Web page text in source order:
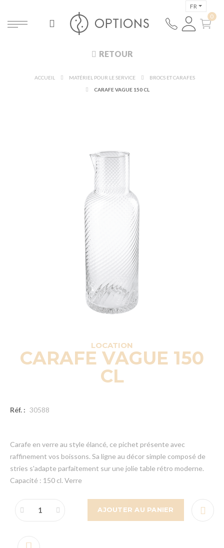
FR
RETOUR
ACCUEIL MATÉRIEL POUR LE SERVICE
BROCS ET CARAFES
CARAFE VAGUE 150 CL
LOCATION
CARAFE VAGUE 150
CL
Réf. : 30588
Carafe en verre au style élancé, ce pichet présente avec
raffinement vos boissons. Sa ligne au décor simple composé de
stries s'adapte parfaitement sur une jolie table rétro moderne.
Capacité : 150 cl. Verre
AJOUTER AU PANIER